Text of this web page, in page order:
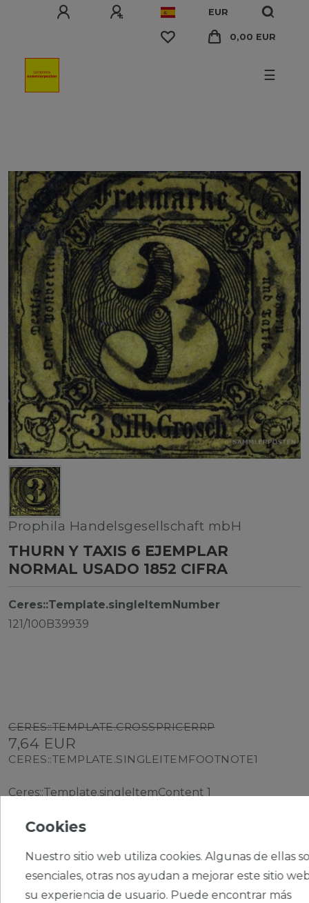
EUR
0,00 EUR
☰
Prophila Handelsgesellschaft mbH
THURN Y TAXIS 6 EJEMPLAR
NORMAL USADO 1852 CIFRA
Ceres::Template.singleItemNumber
121/100B39939
CERES::TEMPLATE.CROSSPRICERRP
7,64 EUR
CERES::TEMPLATE.SINGLEITEMFOOTNOTE1
Ceres::Template.singleItemContent 1
Cookies
Nuestro sitio web utiliza cookies. Algunas de ellas
esenciales, otras nos ayudan a mejorar este sitio
su experiencia de usuario. Puede encontrar más